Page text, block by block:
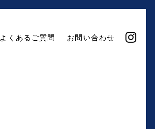
よくあるご質問 お問い合わせ